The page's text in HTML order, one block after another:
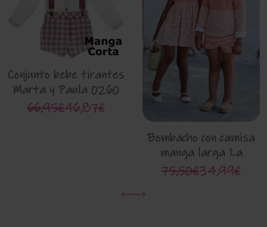
Conjunto bebe tirantes
Marta y Paula 0260
66,95€46,87€
Bombacho con camisa
manga larga La
Martinica
75,50€34,99€